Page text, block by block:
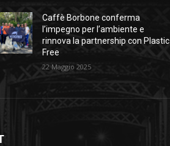
Caffè Borbone conferma
l’impegno per l’ambiente e
rinnova la partnership con Plastic
Free
22 Maggio 2025